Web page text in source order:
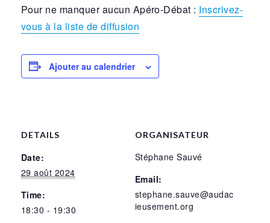
Pour ne manquer aucun Apéro-Débat : Inscrivez-
vous à la liste de diffusion
Ajouter au calendrier
DETAILS
Date:
29 août 2024
Time:
18:30 - 19:30
ORGANISATEUR
Stéphane Sauvé
Email:
stephane.sauve@audac
ieusement.org